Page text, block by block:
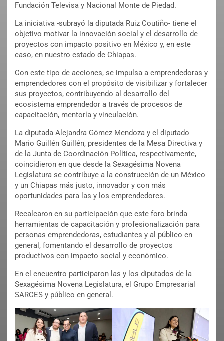
Fundación Televisa y Nacional Monte de Piedad.
La iniciativa -subrayó la diputada Ruiz Coutiño- tiene el
objetivo motivar la innovación social y el desarrollo de
proyectos con impacto positivo en México y, en este
caso, en nuestro estado de Chiapas.
Con este tipo de acciones, se impulsa a emprendedoras y
emprendedores con el propósito de visibilizar y fortalecer
sus proyectos, contribuyendo al desarrollo del
ecosistema emprendedor a través de procesos de
capacitación, mentoría y vinculación.
La diputada Alejandra Gómez Mendoza y el diputado
Mario Guillén Guillén, presidentes de la Mesa Directiva y
de la Junta de Coordinación Política, respectivamente,
coincidieron en que desde la Sexagésima Novena
Legislatura se contribuye a la construcción de un México
y un Chiapas más justo, innovador y con más
oportunidades para las y los emprendedores.
Recalcaron en su participación que este foro brinda
herramientas de capacitación y profesionalización para
personas emprendedoras, estudiantes y al público en
general, fomentando el desarrollo de proyectos
productivos con impacto social y económico.
En el encuentro participaron las y los diputados de la
Sexagésima Novena Legislatura, el Grupo Empresarial
SARCES y público en general.